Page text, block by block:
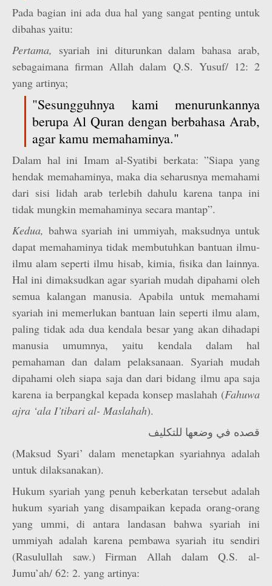
Pada bagian ini ada dua hal yang sangat penting untuk
dibahas yaitu:
Pertama, syariah ini diturunkan dalam bahasa arab,
sebagaimana firman Allah dalam Q.S. Yusuf/ 12: 2
yang artinya;
"Sesungguhnya kami menurunkannya
berupa Al Quran dengan berbahasa Arab,
agar kamu memahaminya."
Dalam hal ini Imam al-Syatibi berkata: ”Siapa yang
hendak memahaminya, maka dia seharusnya memahami
dari sisi lidah arab terlebih dahulu karena tanpa ini
tidak mungkin memahaminya secara mantap”.
Kedua, bahwa syariah ini ummiyah, maksudnya untuk
dapat memahaminya tidak membutuhkan bantuan ilmu-
ilmu alam seperti ilmu hisab, kimia, fisika dan lainnya.
Hal ini dimaksudkan agar syariah mudah dipahami oleh
semua kalangan manusia. Apabila untuk memahami
syariah ini memerlukan bantuan lain seperti ilmu alam,
paling tidak ada dua kendala besar yang akan dihadapi
manusia umumnya, yaitu kendala dalam hal
pemahaman dan dalam pelaksanaan. Syariah mudah
dipahami oleh siapa saja dan dari bidang ilmu apa saja
karena ia berpangkal kepada konsep maslahah (Fahuwa
ajra ‘ala I’tibari al- Maslahah).
قصده في وضعها للتكليف
(Maksud Syari’ dalam menetapkan syariahnya adalah
untuk dilaksanakan).
Hukum syariah yang penuh keberkatan tersebut adalah
hukum syariah yang disampaikan kepada orang-orang
yang ummi, di antara landasan bahwa syariah ini
ummiyah adalah karena pembawa syariah itu sendiri
(Rasulullah saw.) Firman Allah dalam Q.S. al-
Jumu’ah/ 62: 2. yang artinya: